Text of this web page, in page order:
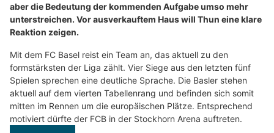
aber die Bedeutung der kommenden Aufgabe umso mehr
unterstreichen. Vor ausverkauftem Haus will Thun eine klare
Reaktion zeigen.
Mit dem FC Basel reist ein Team an, das aktuell zu den
formstärksten der Liga zählt. Vier Siege aus den letzten fünf
Spielen sprechen eine deutliche Sprache. Die Basler stehen
aktuell auf dem vierten Tabellenrang und befinden sich somit
mitten im Rennen um die europäischen Plätze. Entsprechend
motiviert dürfte der FCB in der Stockhorn Arena auftreten.